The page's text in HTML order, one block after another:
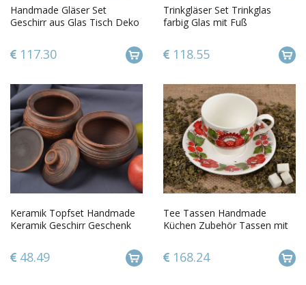
Handmade Gläser Set
Geschirr aus Glas Tisch Deko
117.30
Trinkgläser Set Trinkglas
farbig Glas mit Fuß
bemalt
118.55
Keramik Topfset Handmade
Keramik Geschirr Geschenk
48.49
Tee Tassen Handmade
Küchen Zubehör Tassen mit
Geschenke
168.24